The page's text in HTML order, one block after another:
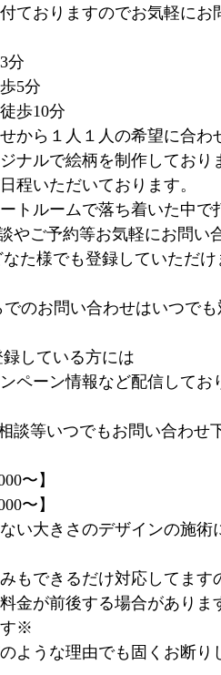
ておりますのでお気軽に
分
5分
歩10分
から１人１人の希望に合
ナルで絵柄を制作しており
程いただいております。
トルームで落ち着いた中で
やご予約等お気軽にお問い
た様でも登録していただ
のお問い合わせはいつで
している方には
ペーン情報など配信して
談等いつでもお問い合わせ
〜】
〜】
い大きさのデザインの施術
もできるだけ対応してます
金が前後する場合がありま
す※
ような理由でも固くお断り